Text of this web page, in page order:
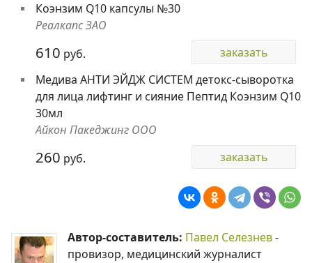
Коэнзим Q10 капсулы №30
Реалкапс ЗАО
610 руб.
заказать
Медива АНТИ ЭЙДЖ СИСТЕМ детокс-сыворотка
для лица лифтинг и сияние Пептид Коэнзим Q10
30мл
Айкон Пакеджинг ООО
260 руб. заказать
Автор-составитель: Павел Селезнев-
провизор, медицинский журналист